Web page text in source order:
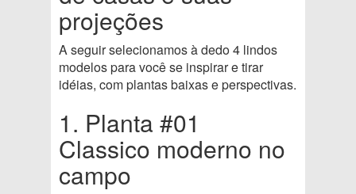
projeções
A seguir selecionamos à dedo 4 lindos
modelos para você se inspirar e tirar
idéias, com plantas baixas e perspectivas.
1. Planta #01
Classico moderno no
campo